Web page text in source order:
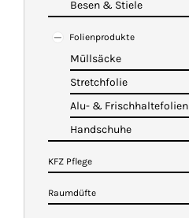
Besen & Stiele
Folienprodukte
Müllsäcke
Stretchfolie
Alu- & Frischhaltefolien
Handschuhe
KFZ Pflege
Raumdüfte